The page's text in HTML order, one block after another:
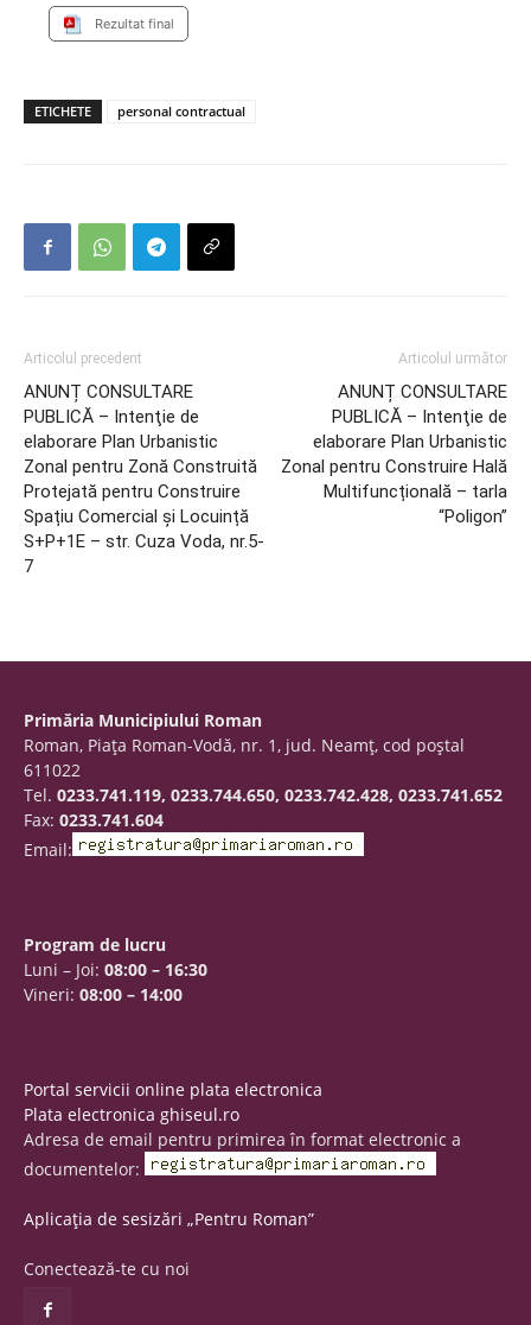
Rezultat final
ETICHETE personal contractual
Articolul precedent
ANUNȚ CONSULTARE
PUBLICĂ – Intenţie de
elaborare Plan Urbanistic
Zonal pentru Zonă Construită
Protejată pentru Construire
Spațiu Comercial și Locuință
S+P+1E – str. Cuza Voda, nr.5-
7
Articolul următor
ANUNȚ CONSULTARE
PUBLICĂ – Intenţie de
elaborare Plan Urbanistic
Zonal pentru Construire Hală
Multifuncțională – tarla
“Poligon”
Primăria Municipiului Roman
Roman, Piaţa Roman-Vodă, nr. 1, jud. Neamţ, cod poştal
611022
Tel. 0233.741.119, 0233.744.650, 0233.742.428, 0233.741.652
Fax: 0233.741.604
Email:
Program de lucru
Luni – Joi: 08:00 – 16:30
Vineri: 08:00 – 14:00
Portal servicii online plata electronica
Plata electronica ghiseul.ro
Adresa de email pentru primirea în format electronic a
documentelor:
Aplicația de sesizări „Pentru Roman”
Conectează-te cu noi